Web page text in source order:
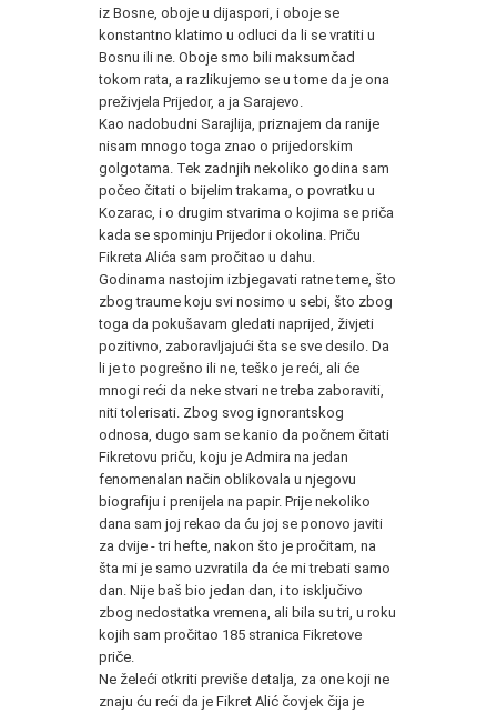
iz Bosne, oboje u dijaspori, i oboje se
konstantno klatimo u odluci da li se vratiti u
Bosnu ili ne. Oboje smo bili maksumčad
tokom rata, a razlikujemo se u tome da je ona
preživjela Prijedor, a ja Sarajevo.
Kao nadobudni Sarajlija, priznajem da ranije
nisam mnogo toga znao o prijedorskim
golgotama. Tek zadnjih nekoliko godina sam
počeo čitati o bijelim trakama, o povratku u
Kozarac, i o drugim stvarima o kojima se priča
kada se spominju Prijedor i okolina. Priču
Fikreta Alića sam pročitao u dahu.
Godinama nastojim izbjegavati ratne teme, što
zbog traume koju svi nosimo u sebi, što zbog
toga da pokušavam gledati naprijed, živjeti
pozitivno, zaboravljajući šta se sve desilo. Da
li je to pogrešno ili ne, teško je reći, ali će
mnogi reći da neke stvari ne treba zaboraviti,
niti tolerisati. Zbog svog ignorantskog
odnosa, dugo sam se kanio da počnem čitati
Fikretovu priču, koju je Admira na jedan
fenomenalan način oblikovala u njegovu
biografiju i prenijela na papir. Prije nekoliko
dana sam joj rekao da ću joj se ponovo javiti
za dvije - tri hefte, nakon što je pročitam, na
šta mi je samo uzvratila da će mi trebati samo
dan. Nije baš bio jedan dan, i to isključivo
zbog nedostatka vremena, ali bila su tri, u roku
kojih sam pročitao 185 stranica Fikretove
priče.
Ne želeći otkriti previše detalja, za one koji ne
znaju ću reći da je Fikret Alić čovjek čija je